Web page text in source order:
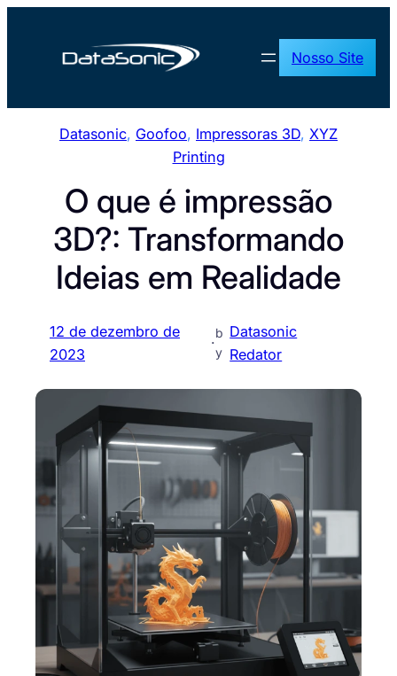
Nosso Site
Datasonic, Goofoo, Impressoras 3D, XYZ
Printing
O que é impressão
3D?: Transformando
Ideias em Realidade
12 de dezembro de
2023
·
b
y
Datasonic
Redator